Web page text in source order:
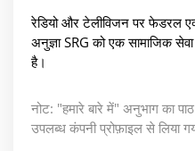
रेडियो और टेलीविजन पर फेडरल
अनुज्ञा SRG को एक सामाजिक
है।
नोट: "हमारे बारे में" अनुभाग का
उपलब्ध कंपनी प्रोफ़ाइल से लिया